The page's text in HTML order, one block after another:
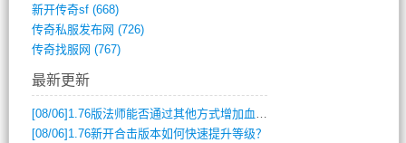
新开传奇sf(668)
传奇私服发布网 (726)
传奇找服网 (767)
最新更新
[08/06] 1.76版法师能否通过其他方式增加血量？
[08/06] 1.76新开合击版本如何快速提升等级？